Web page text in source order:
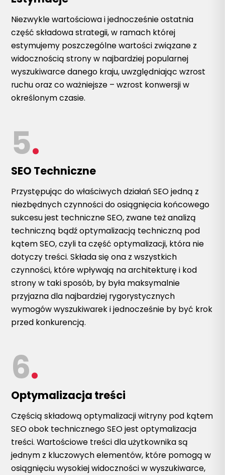
Niezwykle wartościowa i jednocześnie ostatnia
część składowa strategii, w ramach której
estymujemy poszczególne wartości związane z
widocznością strony w najbardziej popularnej
wyszukiwarce danego kraju, uwzględniając wzrost
ruchu oraz co ważniejsze – wzrost konwersji w
określonym czasie.
5.
SEO Techniczne
Przystępując do właściwych działań SEO jedną z
niezbędnych czynności do osiągnięcia końcowego
sukcesu jest techniczne SEO, zwane też analizą
techniczną bądź optymalizacją techniczną pod
kątem SEO, czyli ta część optymalizacji, która nie
dotyczy treści. Składa się ona z wszystkich
czynności, które wpływają na architekturę i kod
strony w taki sposób, by była maksymalnie
przyjazna dla najbardziej rygorystycznych
wymogów wyszukiwarek i jednocześnie by być krok
przed konkurencją.
6.
Optymalizacja treści
Częścią składową optymalizacji witryny pod kątem
SEO obok technicznego SEO jest optymalizacja
treści. Wartościowe treści dla użytkownika są
jednym z kluczowych elementów, które pomogą w
osiągnięciu wysokiej widoczności w wyszukiwarce,